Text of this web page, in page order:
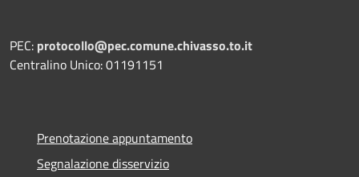
PEC: protocollo@pec.comune.chivasso.to.it
Centralino Unico: 01191151
Prenotazione appuntamento
Segnalazione disservizio